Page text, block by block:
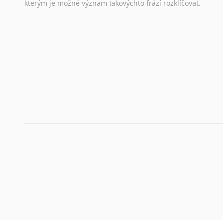
kterým je možné význam takovýchto frází rozklíčovat.